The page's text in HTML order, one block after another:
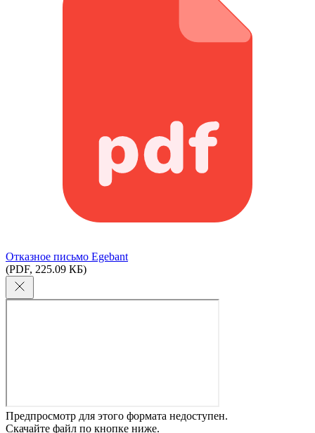
Отказное письмо Egebant
(PDF, 225.09 КБ)
Предпросмотр для этого формата недоступен.
Скачайте файл по кнопке ниже.